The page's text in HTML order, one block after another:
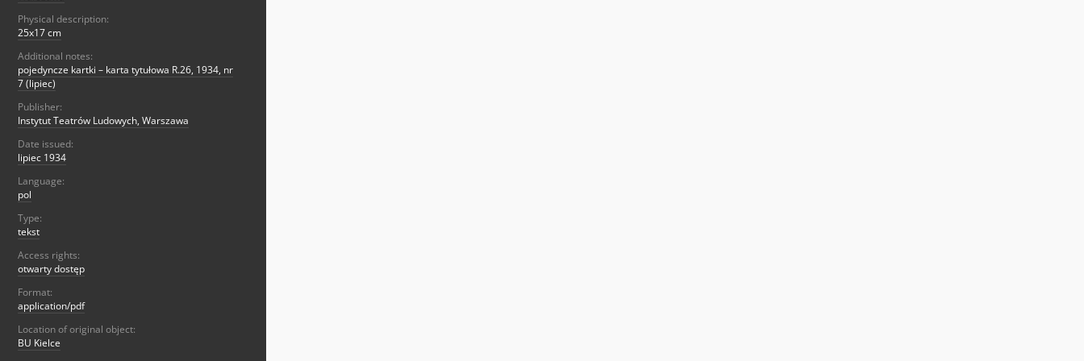
Physical description:
25x17 cm
Additional notes:
pojedyncze kartki – karta tytułowa R.26, 1934, nr
7 (lipiec)
Publisher:
Instytut Teatrów Ludowych, Warszawa
Date issued:
lipiec 1934
Language:
pol
Type:
tekst
Access rights:
otwarty dostęp
Format:
application/pdf
Location of original object:
BU Kielce